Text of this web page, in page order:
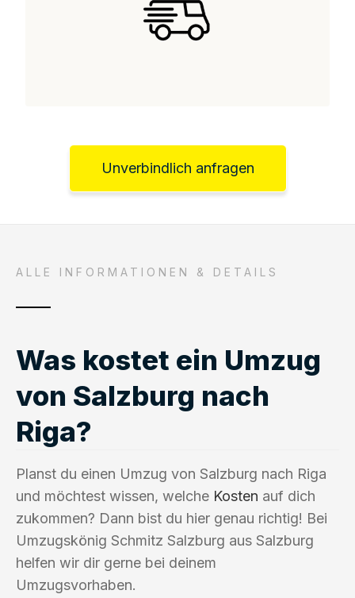
Unverbindlich anfragen
ALLE INFORMATIONEN & DETAILS
Was kostet ein Umzug
von Salzburg nach
Riga?
Planst du einen Umzug von Salzburg nach Riga
und möchtest wissen, welche Kosten auf dich
zukommen? Dann bist du hier genau richtig! Bei
Umzugskönig Schmitz Salzburg aus Salzburg
helfen wir dir gerne bei deinem
Umzugsvorhaben.